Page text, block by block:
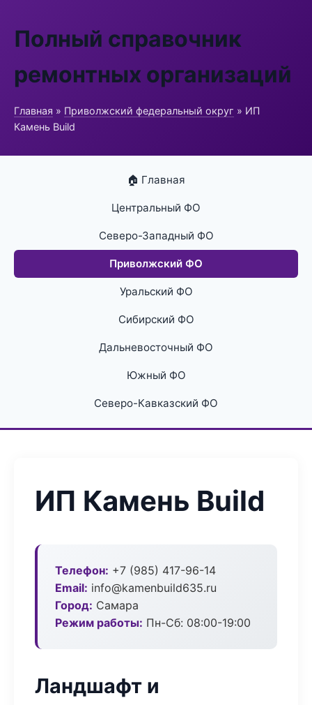
Полный справочник
ремонтных организаций
Главная » Приволжский федеральный округ » ИП
Камень Build
🏠 Главная
Центральный ФО
Северо-Западный ФО
Приволжский ФО
Уральский ФО
Сибирский ФО
Дальневосточный ФО
Южный ФО
Северо-Кавказский ФО
ИП Камень Build
Телефон: +7 (985) 417-96-14
Email: info@kamenbuild635.ru
Город: Самара
Режим работы: Пн-Сб: 08:00-19:00
Ландшафт и